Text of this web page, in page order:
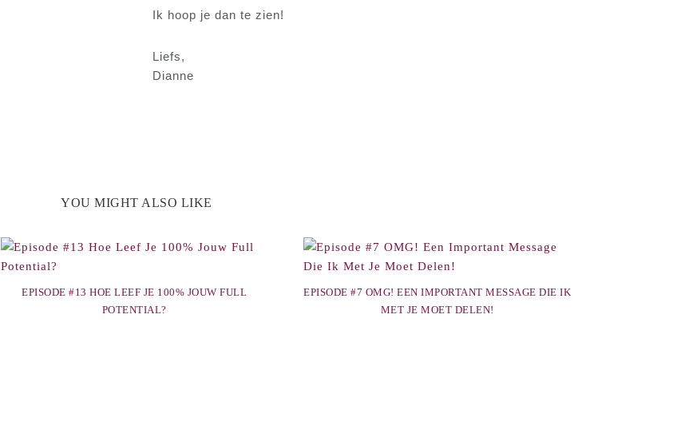
Ik hoop je dan te zien!
Liefs,
Dianne
YOU MIGHT ALSO LIKE
EPISODE #13 HOE LEEF JE 100% JOUW FULL
POTENTIAL?
EPISODE #7 OMG! EEN IMPORTANT MESSAGE DIE IK
MET JE MOET DELEN!